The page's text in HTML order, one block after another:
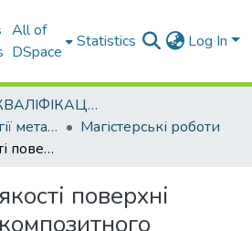
All of
DSpace
Statistics Log In
ВИПУСКНІ КВАЛІФІКАЦІЙНІ РОБОТИ
Кафедра технології металів та матеріалознавства
Магістерські роботи
Підвищення якості поверхні полімерного композитного матеріалу при обробці
поверхні